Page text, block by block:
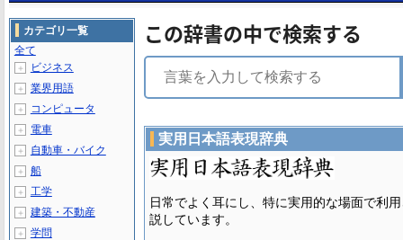
この辞書の中で検索する
実用日本語表現辞典
日常でよく耳にし、特に実用的な場面で利
説しています。
カテゴリ一覧
全て
＋ ビジネス
＋ 業界用語
＋ コンピュータ
＋ 電車
＋ 自動車・バイク
＋ 船
＋ 工学
＋ 建築・不動産
＋ 学問